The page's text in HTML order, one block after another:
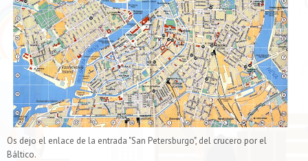
Os dejo el enlace de la entrada "San Petersburgo", del crucero por el
Báltico.